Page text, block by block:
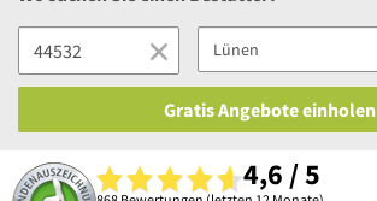
Gratis Angebote einholen
4,6 / 5